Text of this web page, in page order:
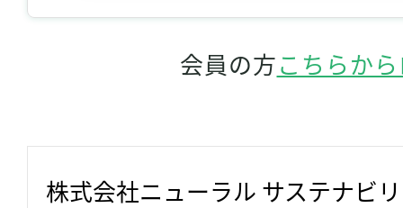
会員の方こちらか
株式会社ニューラル サステナビ